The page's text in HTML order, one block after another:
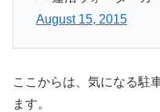
August 15, 2015
ここからは、気になる駐
ます。